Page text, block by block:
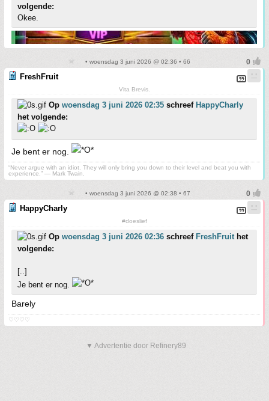
volgende:
Okee.
• woensdag 3 juni 2026 @ 02:36 • 66
FreshFruit
Vita Brevis.
Op woensdag 3 juni 2026 02:35 schreef HappyCharly
het volgende:
Je bent er nog.
“Never argue with an idiot. They will only bring you down to their level and beat you with
experience.” ― Mark Twain.
• woensdag 3 juni 2026 @ 02:38 • 67
HappyCharly
#doeslief
Op woensdag 3 juni 2026 02:36 schreef FreshFruithet
volgende:
[..]
Je bent er nog.
Barely
♡♡♡♡
▼ Advertentie door Refinery89